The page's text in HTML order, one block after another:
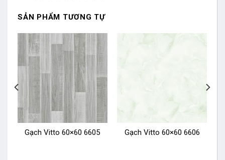
SẢN PHẨM TƯƠNG TỰ
Gạch Vitto 60×60 6605 Gạch Vitto 60×60 6606